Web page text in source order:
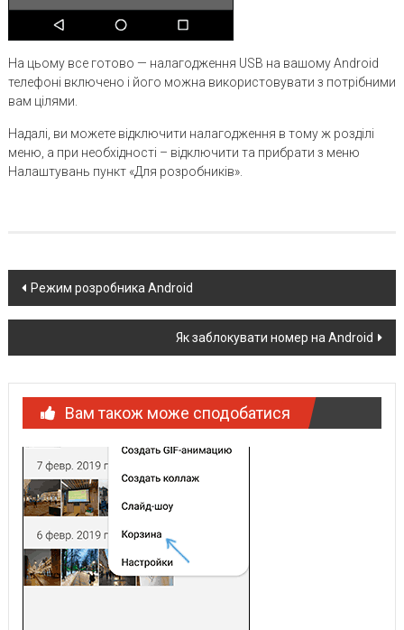
На цьому все готово — налагодження USB на вашому Android
телефоні включено і його можна використовувати з потрібними
вам цілями.
Надалі, ви можете відключити налагодження в тому ж розділі
меню, а при необхідності – відключити та прибрати з меню
Налаштувань пункт «Для розробників».
Post
navigation
Режим розробника Android
Як заблокувати номер на Android
Вам також може сподобатися